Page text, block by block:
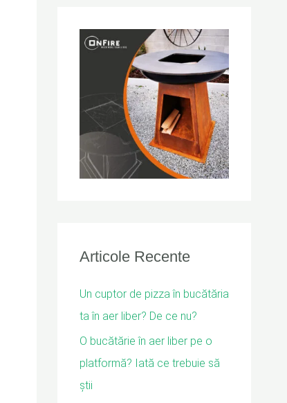
c
Articole Recente
Un cuptor de pizza în bucătăria
ta în aer liber? De ce nu?
O bucătărie în aer liber pe o
platformă? Iată ce trebuie să
știi